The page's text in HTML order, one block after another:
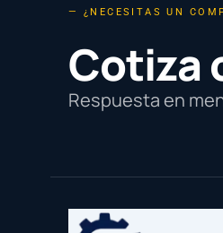
— ¿NECESITAS UN
Cotiza
Respuesta en